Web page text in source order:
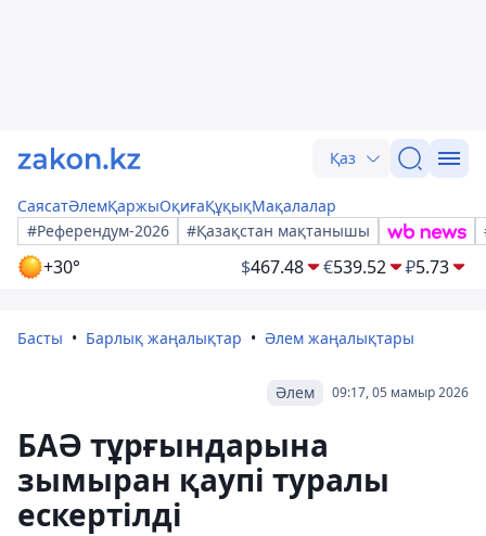
Қаз
СаясатӘлемҚаржыОқиғаҚұқықМақалалар
#Референдум-2026
#Қазақстан мақтанышы
+30° $467.48 €539.52 ₽5.73
Басты Барлық жаңалықтар Әлем жаңалықтары
09:17, 05 мамыр 2026
Әлем
БАӘ тұрғындарына
зымыран қаупі туралы
ескертілді